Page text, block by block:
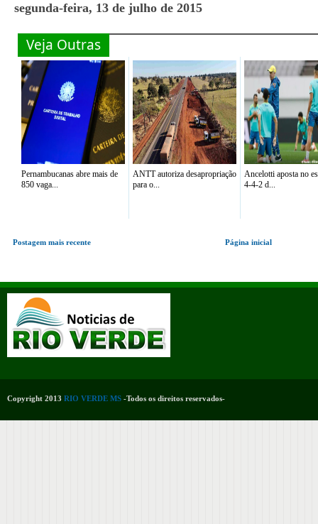
segunda-feira, 13 de julho de 2015
Veja Outras
Pernambucanas abre mais de
850 vaga...
ANTT autoriza desapropriação
para o...
Ancelotti aposta no
4-4-2 d...
Postagem mais recente Página inicial
Copyright 2013 RIO VERDE MS -Todos os direitos reservados-